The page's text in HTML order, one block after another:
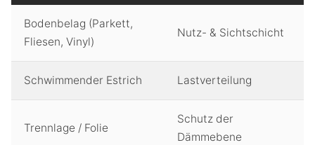
Bodenbelag (Parkett,
Fliesen, Vinyl)
Nutz- & Sichtschicht
Schwimmender Estrich Lastverteilung
Trennlage / Folie
Schutz der
Dämmebene